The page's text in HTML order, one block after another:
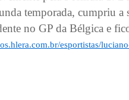
temporada, cumpriu
no GP da Bélgica e
esportistas/